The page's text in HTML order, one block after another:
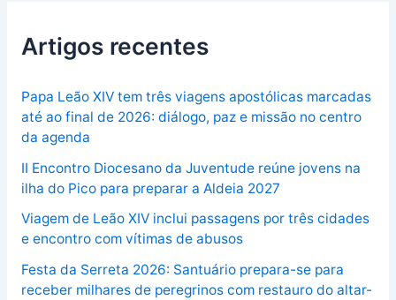
Artigos recentes
Papa Leão XIV tem três viagens apostólicas marcadas
até ao final de 2026: diálogo, paz e missão no centro
da agenda
II Encontro Diocesano da Juventude reúne jovens na
ilha do Pico para preparar a Aldeia 2027
Viagem de Leão XIV inclui passagens por três cidades
e encontro com vítimas de abusos
Festa da Serreta 2026: Santuário prepara-se para
receber milhares de peregrinos com restauro do altar-